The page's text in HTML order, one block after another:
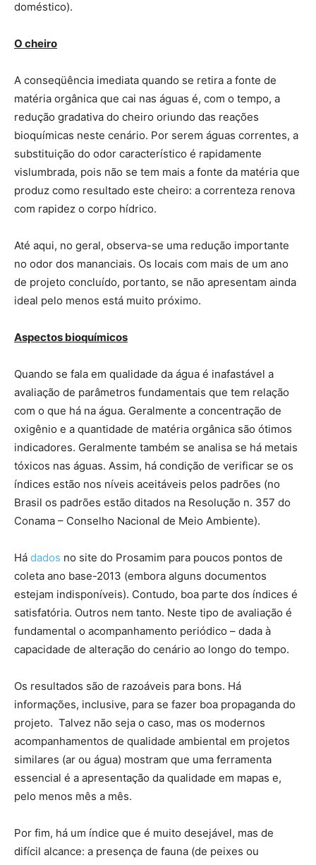
doméstico).
O cheiro
A conseqüência imediata quando se retira a fonte de
matéria orgânica que cai nas águas é, com o tempo, a
redução gradativa do cheiro oriundo das reações
bioquímicas neste cenário. Por serem águas correntes, a
substituição do odor característico é rapidamente
vislumbrada, pois não se tem mais a fonte da matéria que
produz como resultado este cheiro: a correnteza renova
com rapidez o corpo hídrico.
Até aqui, no geral, observa-se uma redução importante
no odor dos mananciais. Os locais com mais de um ano
de projeto concluído, portanto, se não apresentam ainda
ideal pelo menos está muito próximo.
Aspectos bioquímicos
Quando se fala em qualidade da água é inafastável a
avaliação de parâmetros fundamentais que tem relação
com o que há na água. Geralmente a concentração de
oxigênio e a quantidade de matéria orgânica são ótimos
indicadores. Geralmente também se analisa se há metais
tóxicos nas águas. Assim, há condição de verificar se os
índices estão nos níveis aceitáveis pelos padrões (no
Brasil os padrões estão ditados na Resolução n. 357 do
Conama – Conselho Nacional de Meio Ambiente).
Há dados no site do Prosamim para poucos pontos de
coleta ano base-2013 (embora alguns documentos
estejam indisponíveis). Contudo, boa parte dos índices é
satisfatória. Outros nem tanto. Neste tipo de avaliação é
fundamental o acompanhamento periódico – dada à
capacidade de alteração do cenário ao longo do tempo.
Os resultados são de razoáveis para bons. Há
informações, inclusive, para se fazer boa propaganda do
projeto. Talvez não seja o caso, mas os modernos
acompanhamentos de qualidade ambiental em projetos
similares (ar ou água) mostram que uma ferramenta
essencial é a apresentação da qualidade em mapas e,
pelo menos mês a mês.
Por fim, há um índice que é muito desejável, mas de
difícil alcance: a presença de fauna (de peixes ou